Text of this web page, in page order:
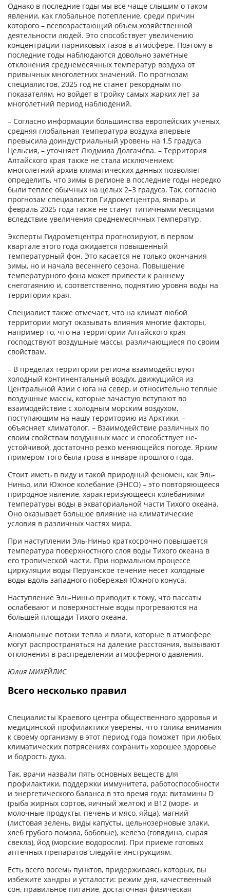
Однако в последние годы мы все чаще слышим о таком
явлении, как глобальное потепление, среди причин
которого – всевозрастающий объем хозяйственной
деятельности людей. Это способствует увеличению
концентрации парниковых газов в атмосфере. Поэтому в
последние годы наблюдаются довольно заметные
отклонения среднемесячных температур воздуха от
привычных многолетних значений. По прогнозам
специалистов, 2025 год не станет рекордным по
показателям, но войдет в тройку самых жарких лет за
многолетний период наблюдений.
– Согласно информации большинства европейских ученых,
средняя глобальная температура воздуха впервые
превысила доиндустриальный уровень на 1,5 градуса
Цельсия, – уточняет Людмила Долгачёва. – Территория
Алтайского края также не стала исключением:
многолетний архив климатических данных позволяет
определить, что зимы в регионе в последние годы нередко
были теплее обычных на целых 2–3 градуса. Так, согласно
прогнозам специалистов Гидрометцентра, январь и
февраль 2025 года также не станут типичными месяцами
вследствие увеличения среднемесячных температур.
Эксперты Гидрометцентра прогнозируют, в первом
квартале этого года ожидается повышенный
температурный фон. Это касается не только окончания
зимы, но и начала весеннего сезона. Повышение
температурного фона может привести к раннему
снеготаянию и, соответственно, поднятию уровня воды на
территории края.
Специалист также отмечает, что на климат любой
территории могут оказывать влияния многие факторы,
например то, что на территории Алтайского края
господствуют воздушные массы, различающиеся по своим
свойствам.
– В пределах территории региона взаимодействуют
холодный континентальный воздух, движущийся из
Центральной Азии с юга на север, и относительно теплые
воздушные массы, которые зачастую вступают во
взаимодействие с холодным морским воздухом,
поступающим на нашу территорию из Арктики, –
объясняет климатолог. – Взаимодействие различных по
своим свойствам воздушных масс и способствует не­
устойчивой, достаточно резко меняющейся погоде. Ярким
примером того была гроза в январе прошлого года.
Стоит иметь в виду и такой природный феномен, как Эль-
Ниньо, или Южное колебание (ЭНСО) – это повторяющееся
природное явление, характеризующееся колебаниями
температуры воды в экваториальной части Тихого океана.
Оно оказывает большое влияние на климатические
условия в различных частях мира.
При наступлении Эль-Ниньо крат­косрочно повышается
температура поверхностного слоя воды Тихого океа­на в
его тропической части. При нормальном процессе
циркуляции воды Перуан­ское течение несет холодные
воды вдоль западного побережья Южного конуса.
Наступление Эль-Ниньо приводит к тому, что пассаты
ослабевают и поверхностные воды прогреваются на
большей площади Тихого океана.
Аномальные потоки тепла и влаги, которые в атмосфере
могут распространяться на далекие расстояния, вызывают
отклонения в распределении атмосферного давления.
Юлия МИХЕЙЛИС
Всего несколько правил
Специалисты Краевого центра общественного здоровья и
медицинской профилактики уверены, что толика внимания
к своему организму в этот период года поможет при любых
климатических потрясениях сохранить хорошее здоровье
и бодрость духа.
Так, врачи назвали пять основных веществ для
профилактики, поддержки иммунитета, работоспособности
и энергетичес­кого баланса в это время года: витамины D
(рыба жирных сортов, яичный желток) и В12 (море- и
молочные продукты, печень и мясо, яйца), магний
(листовая зелень, виды капусты, цельнозерновые злаки,
хлеб грубого помола, бобовые), железо (говядина, сырая
свекла), йод (морские водоросли). При приеме готовых
аптечных препаратов следуйте инструкциям.
Есть всего восемь пунктов, придерживаясь которых, вы
избежите хандры и усталости: режим дня, качественный
сон, правильное питание, дос­таточная физическая